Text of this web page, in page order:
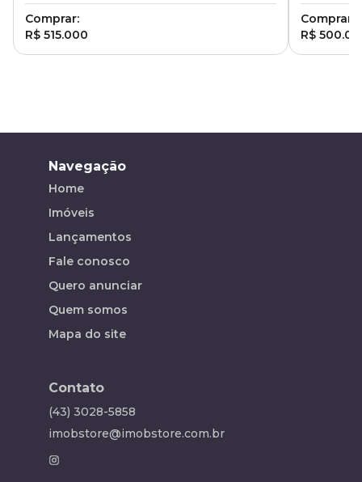
Comprar:
R$ 515.000
Comprar:
R$
Navegação
Home
Imóveis
Lançamentos
Fale conosco
Quero anunciar
Quem somos
Mapa do site
Contato
(43) 3028-5858
imobstore@imobstore.com.br